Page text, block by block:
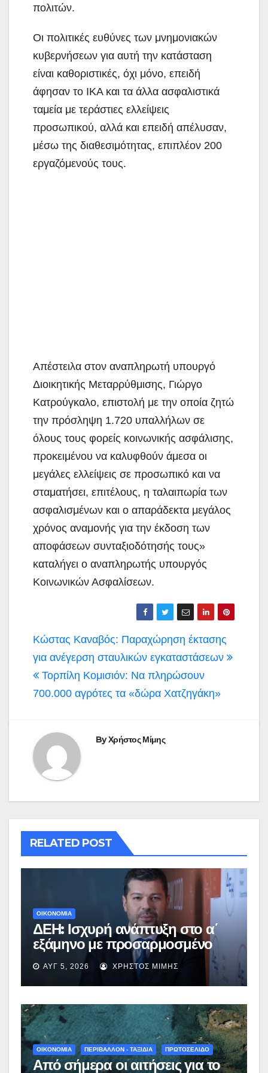
πολιτών.
Οι πολιτικές ευθύνες των μνημονιακών
κυβερνήσεων για αυτή την κατάσταση
είναι καθοριστικές, όχι μόνο, επειδή
άφησαν το ΙΚΑ και τα άλλα ασφαλιστικά
ταμεία με τεράστιες ελλείψεις
προσωπικού, αλλά και επειδή απέλυσαν,
μέσω της διαθεσιμότητας, επιπλέον 200
εργαζόμενούς τους.
Απέστειλα στον αναπληρωτή υπουργό
Διοικητικής Μεταρρύθμισης, Γιώργο
Κατρούγκαλο, επιστολή με την οποία ζητώ
την πρόσληψη 1.720 υπαλλήλων σε
όλους τους φορείς κοινωνικής ασφάλισης,
προκειμένου να καλυφθούν άμεσα οι
μεγάλες ελλείψεις σε προσωπικό και να
σταματήσει, επιτέλους, η ταλαιπωρία των
ασφαλισμένων και ο απαράδεκτα μεγάλος
χρόνος αναμονής για την έκδοση των
αποφάσεων συνταξιοδότησής τους»
καταλήγει ο αναπληρωτής υπουργός
Κοινωνικών Ασφαλίσεων.
Πλοήγηση
άρθρων
Κώστας Καναβός: Παραχώρηση έκτασης
για ανέγερση σταυλικών εγκαταστάσεων
Τορπίλη Κομισιόν: Να πληρώσουν
700.000 αγρότες τα «δώρα Χατζηγάκη»
ByΧρήστος Μίμης
RELATED POST
ΟΙΚΟΝΟΜΙΑ
ΔΕΗ: Ισχυρή ανάπτυξη στο α΄
εξάμηνο με προσαρμοσμένο
EBITDA στα €1,2 δισ.
ΑΥΓ 5, 2026 ΧΡΉΣΤΟΣ ΜΊΜΗΣ
ΟΙΚΟΝΟΜΙΑ ΠΕΡΙΒΑΛΛΟΝ - ΤΑΞΙΔΙΑ ΠΡΩΤΟΣΕΛΙΔΟ
Από σήμερα οι αιτήσεις για το